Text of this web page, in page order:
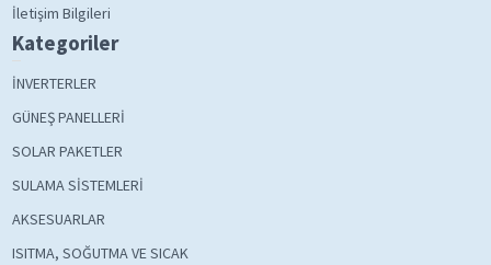
İletişim Bilgileri
Kategoriler
İNVERTERLER
GÜNEŞ PANELLERİ
SOLAR PAKETLER
SULAMA SİSTEMLERİ
AKSESUARLAR
ISITMA, SOĞUTMA VE SICAK